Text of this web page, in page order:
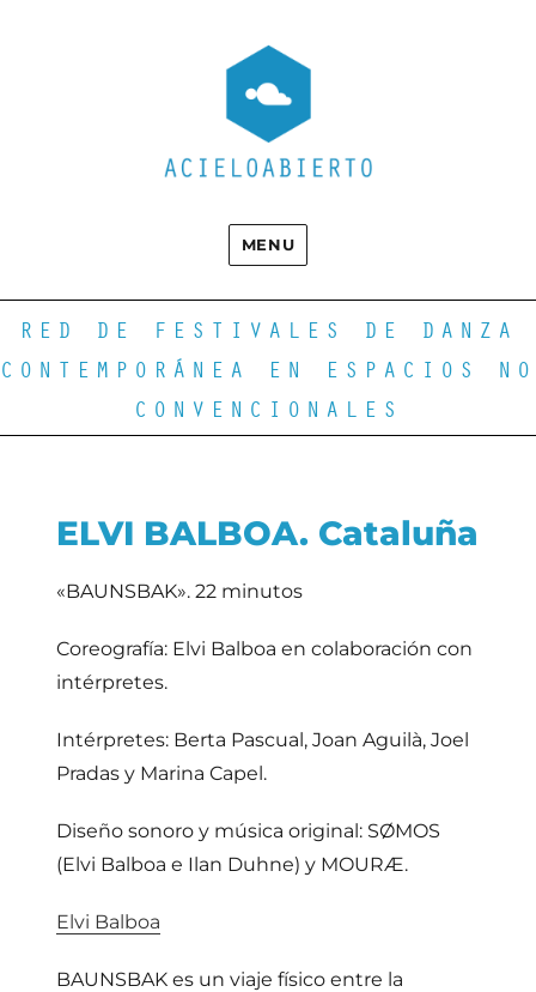
MENU
RED DE FESTIVALES DE DANZA
CONTEMPORÁNEA EN ESPACIOS NO
CONVENCIONALES
ELVI BALBOA. Cataluña
«BAUNSBAK». 22 minutos
Coreografía: Elvi Balboa en colaboración con
intérpretes.
Intérpretes: Berta Pascual, Joan Aguilà, Joel
Pradas y Marina Capel.
Diseño sonoro y música original: SØMOS
(Elvi Balboa e Ilan Duhne) y MOURÆ.
Elvi Balboa
BAUNSBAK es un viaje físico entre la